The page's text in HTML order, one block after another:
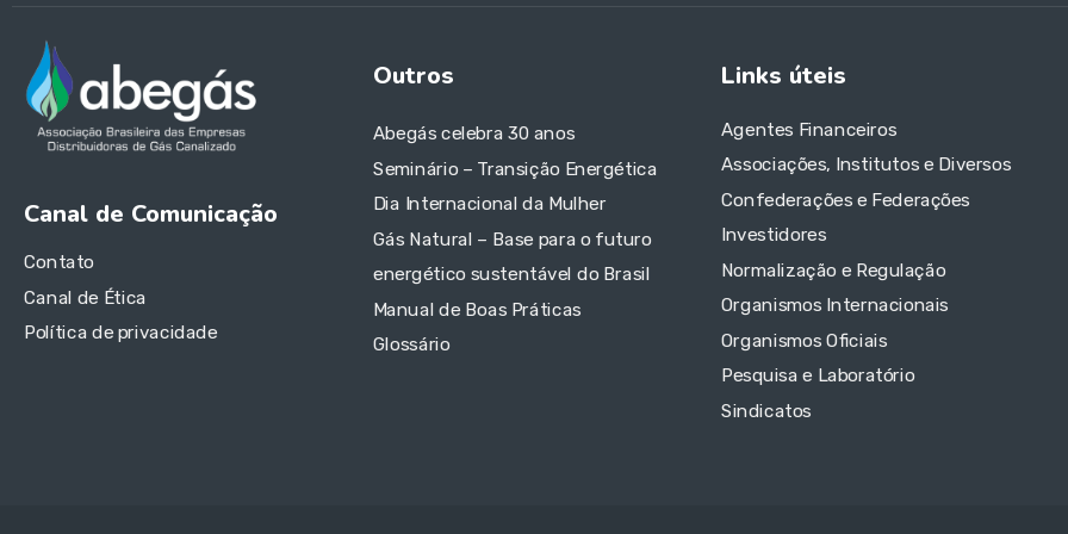
Canal de Comunicação
Contato
Canal de Ética
Política de privacidade
Outros
Abegás celebra 30 anos
Seminário – Transição Energética
Dia Internacional da Mulher
Gás Natural – Base para o futuro
energético sustentável do Brasil
Manual de Boas Práticas
Glossário
Links úteis
Agentes Financeiros
Associações, Institutos e Diversos
Confederações e Federações
Investidores
Normalização e Regulação
Organismos Internacionais
Organismos Oficiais
Pesquisa e Laboratório
Sindicatos